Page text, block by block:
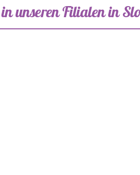
unseren Filialen in